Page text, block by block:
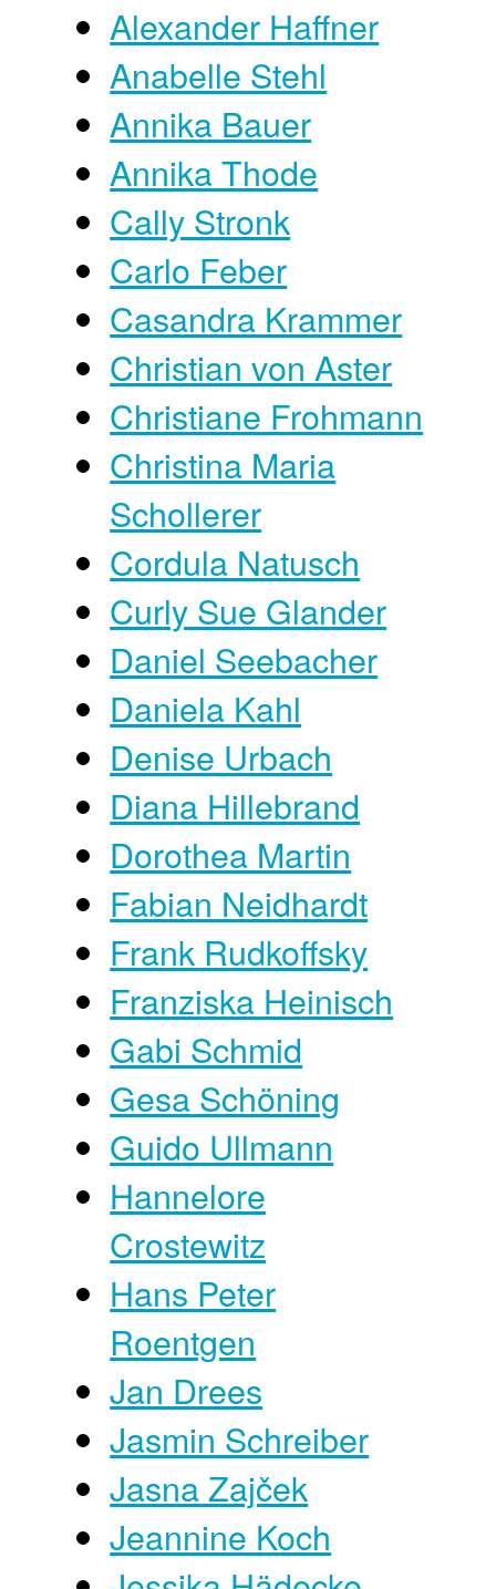
Alexander Haffner
Anabelle Stehl
Annika Bauer
Annika Thode
Cally Stronk
Carlo Feber
Casandra Krammer
Christian von Aster
Christiane Frohmann
Christina Maria
Schollerer
Cordula Natusch
Curly Sue Glander
Daniel Seebacher
Daniela Kahl
Denise Urbach
Diana Hillebrand
Dorothea Martin
Fabian Neidhardt
Frank Rudkoffsky
Franziska Heinisch
Gabi Schmid
Gesa Schöning
Guido Ullmann
Hannelore
Crostewitz
Hans Peter
Roentgen
Jan Drees
Jasmin Schreiber
Jasna Zajček
Jeannine Koch